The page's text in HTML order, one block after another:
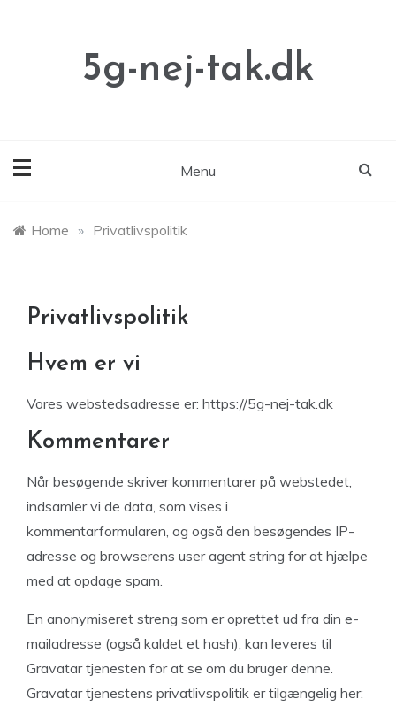
5g-nej-tak.dk
Menu
Home » Privatlivspolitik
Privatlivspolitik
Hvem er vi
Vores webstedsadresse er: https://5g-nej-tak.dk
Kommentarer
Når besøgende skriver kommentarer på webstedet,
indsamler vi de data, som vises i
kommentarformularen, og også den besøgendes IP-
adresse og browserens user agent string for at hjælpe
med at opdage spam.
En anonymiseret streng som er oprettet ud fra din e-
mailadresse (også kaldet et hash), kan leveres til
Gravatar tjenesten for at se om du bruger denne.
Gravatar tjenestens privatlivspolitik er tilgængelig her: